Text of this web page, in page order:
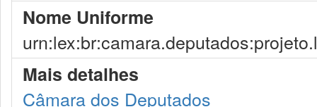
Nome Uniforme
Mais detalhes
Câmara dos Deputados